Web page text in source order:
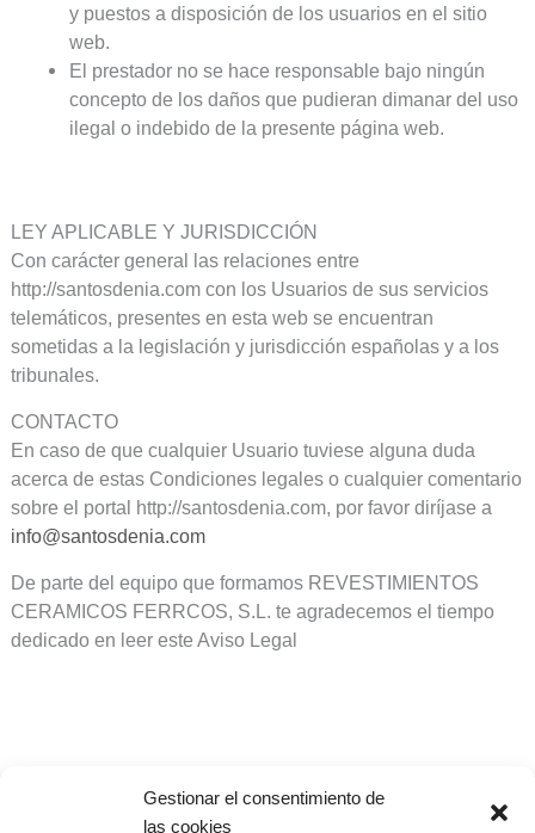
Gestionar el consentimiento de
las cookies
y puestos a disposición de los usuarios en el sitio
web.
El prestador no se hace responsable bajo ningún
concepto de los daños que pudieran dimanar del uso
ilegal o indebido de la presente página web.
LEY APLICABLE Y JURISDICCIÓN
Con carácter general las relaciones entre
http://santosdenia.com con los Usuarios de sus servicios
telemáticos, presentes en esta web se encuentran
sometidas a la legislación y jurisdicción españolas y a los
tribunales.
CONTACTO
En caso de que cualquier Usuario tuviese alguna duda
acerca de estas Condiciones legales o cualquier comentario
sobre el portal http://santosdenia.com, por favor diríjase a
info@santosdenia.com
De parte del equipo que formamos REVESTIMIENTOS
CERAMICOS FERRCOS, S.L. te agradecemos el tiempo
dedicado en leer este Aviso Legal